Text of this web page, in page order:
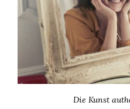
Die Kunst